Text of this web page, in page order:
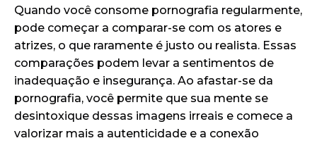
Quando você consome pornografia regularmente,
pode começar a comparar-se com os atores e
atrizes, o que raramente é justo ou realista. Essas
comparações podem levar a sentimentos de
inadequação e insegurança. Ao afastar-se da
pornografia, você permite que sua mente se
desintoxique dessas imagens irreais e comece a
valorizar mais a autenticidade e a conexão